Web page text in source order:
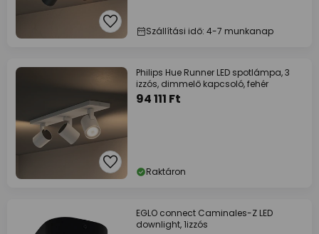
Szállítási idő: 4-7 munkanap
Philips Hue Runner LED spotlámpa, 3
izzós, dimmelő kapcsoló, fehér
94 111 Ft
Raktáron
EGLO connect Caminales-Z LED
downlight, 1izzós